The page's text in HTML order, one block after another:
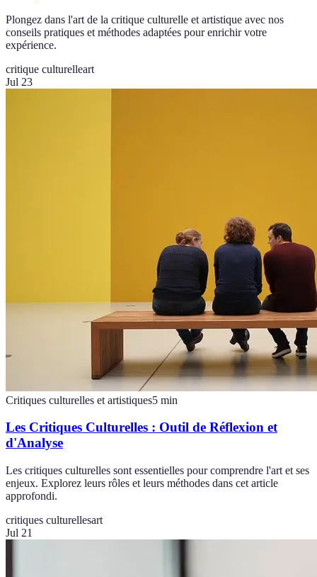
Plongez dans l'art de la critique culturelle et artistique avec nos
conseils pratiques et méthodes adaptées pour enrichir votre
expérience.
critique culturelleart
Jul 23
Critiques culturelles et artistiques5 min
Les Critiques Culturelles : Outil de Réflexion et
d'Analyse
Les critiques culturelles sont essentielles pour comprendre l'art et ses
enjeux. Explorez leurs rôles et leurs méthodes dans cet article
approfondi.
critiques culturellesart
Jul 21